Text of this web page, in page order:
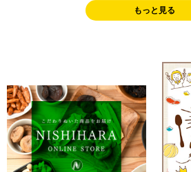
もっと見る